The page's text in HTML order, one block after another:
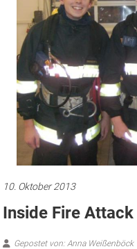
10. Oktober 2013
Inside Fire Attack
Gepostet von: Anna Weißenböck